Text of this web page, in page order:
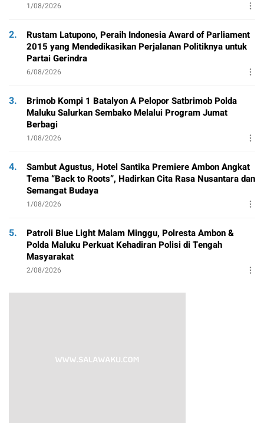
1/08/2026
2.
Rustam Latupono, Peraih Indonesia Award of Parliament
2015 yang Mendedikasikan Perjalanan Politiknya untuk
Partai Gerindra
6/08/2026
3.
Brimob Kompi 1 Batalyon A Pelopor Satbrimob Polda
Maluku Salurkan Sembako Melalui Program Jumat
Berbagi
1/08/2026
4.
Sambut Agustus, Hotel Santika Premiere Ambon Angkat
Tema “Back to Roots”, Hadirkan Cita Rasa Nusantara dan
Semangat Budaya
1/08/2026
5.
Patroli Blue Light Malam Minggu, Polresta Ambon &
Polda Maluku Perkuat Kehadiran Polisi di Tengah
Masyarakat
2/08/2026